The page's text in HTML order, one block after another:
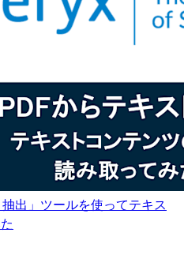
出」ツールを使ってテキス